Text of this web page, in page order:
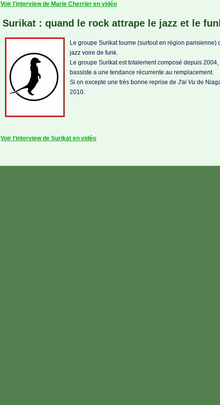
Voir l'interview de Marie Cherrier en vidéo
Surikat : quand le rock attrape le jazz et le
Le groupe Surikat tourne (surtout en région
jazz voire de funk.
Le groupe Surikat est totalement composé depuis
bassiste a une tendance récurrente au remplacement.
Si on excepte une très bonne reprise de J'ai Vu de
2010.
Voir l'interview de Surikat en vidéo